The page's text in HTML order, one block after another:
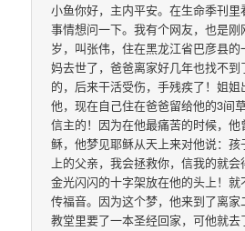
小鱼你好，主内平安。在生命季刊
事情想问一下。我有个网友，也是刚
岁，叫张伟，住在黑龙江省巴彦县
妈去世了，爸爸离家好几年也找不
的，后来干活受伤，手残疾了！姐
他，现在自己住在爸爸留给他的3间
信主的！因为在他最痛苦的时候，
稣，他梦见耶稣从天上来对他说：
上的父亲，我会拯救你，信我的就
金光闪闪的十字架放在他的头上！
传福音。因为这个梦，他来到了离
教堂里要了一本圣经回家，可他就